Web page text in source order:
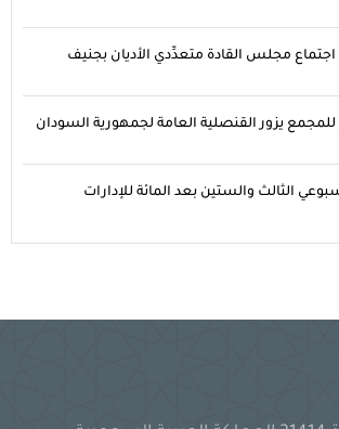
مجلس القادة متعدِّدي الأديان بجنيف
للمجمع يزور القنصلية العامة لجمهورية السودان
الثالث والستين بعد المائة للإدارات